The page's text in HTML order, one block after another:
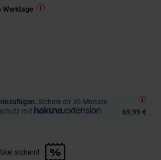
Werktage
Sichere dir 36 Monate
mit
69,99 €
diesen Artikel sichern!" anwenden
sichern!